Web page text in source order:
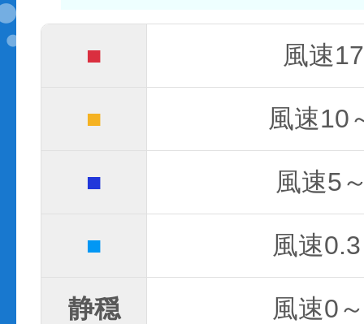
■ 風速
■ 風速10
■ 風速5
■ 風速
静穏 風速0